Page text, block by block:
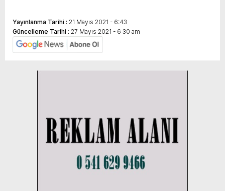
Yayınlanma Tarihi : 21 Mayıs 2021 - 6:43
Güncelleme Tarihi : 27 Mayıs 2021 - 6:30 am